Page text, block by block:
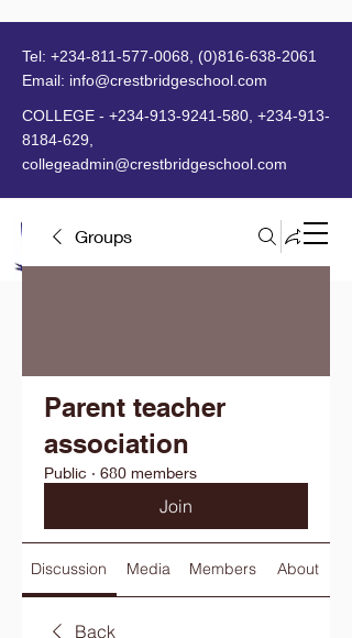
MENU
Tel: +234-811-577-0068
(0)816-638-2061
Email: info@crestbridgeschool.com
COLLEGE - +234-913-9241-580 +234-913-
8184-629
collegeadmin@crestbridgeschool.com
Groups
Parent teacher
association
Public · 680 members
Join
Discussion Media Members About
Back